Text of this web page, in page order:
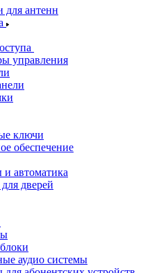
для антенн
управления
ключи
обеспечение
автоматика
дверей
аудио системы